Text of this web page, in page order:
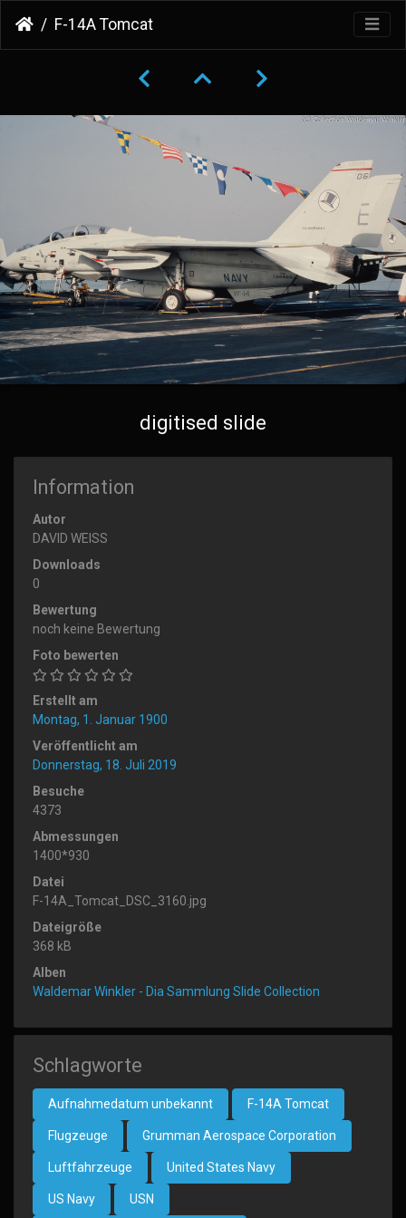
F-14A Tomcat
digitised slide
Information
Autor
DAVID WEISS
Downloads
0
Bewertung
noch keine Bewertung
Foto bewerten
Erstellt am
Montag, 1. Januar 1900
Veröffentlicht am
Donnerstag, 18. Juli 2019
Besuche
4373
Abmessungen
1400*930
Datei
F-14A_Tomcat_DSC_3160.jpg
Dateigröße
368 kB
Alben
Waldemar Winkler - Dia Sammlung Slide Collection
Schlagworte
Aufnahmedatum unbekannt F-14A Tomcat
Flugzeuge Grumman Aerospace Corporation
Luftfahrzeuge United States Navy
US Navy USN